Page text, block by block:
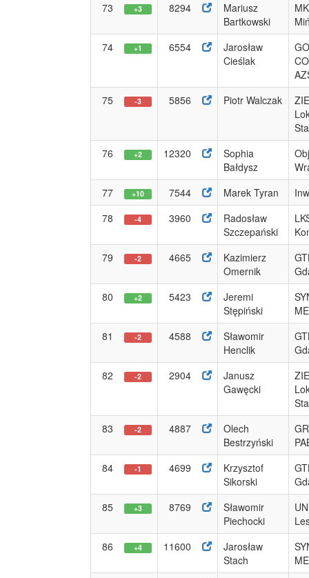
73 +3 8294
Mariusz
Bartkowski
74
+1 6554
Jarosław
Cieślak
75
-3 5856 Piotr Walczak
76
+2 12320
Sophia
Bałdysz
77
+10 7544 Marek Tyran
78
-4 3960
Radosław
Szczepański
79
-2 4665
Kazimierz
Omernik
80
+2 5423
Jeremi
Stępiński
81
-2 4588
Sławomir
Henclik
82
-2 2904
Janusz
Gawęcki
83
-2 4887
Olech
Bestrzyński
84
-1 4699
Krzysztof
Sikorski
85
+3 8769
Sławomir
Piechocki
86
+4 11600
Jarosław
Stach